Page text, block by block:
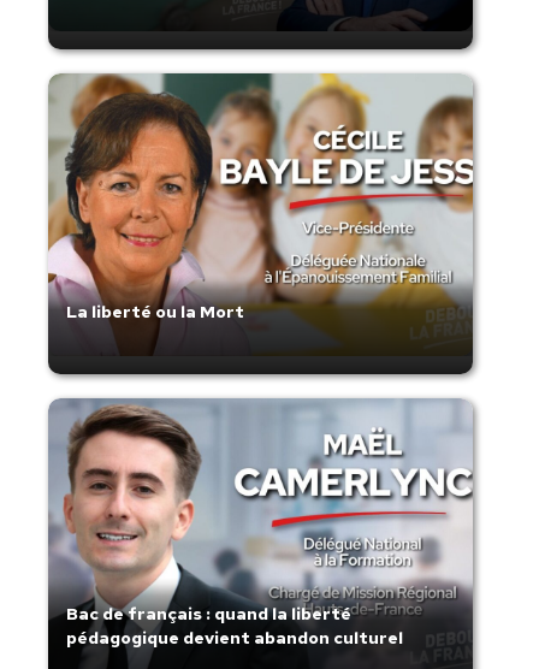
La liberté ou la Mort
Bac de français : quand la liberté
pédagogique devient abandon culturel